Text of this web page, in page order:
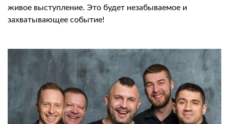
живое выступление. Это будет незабываемое и
захватывающее событие!